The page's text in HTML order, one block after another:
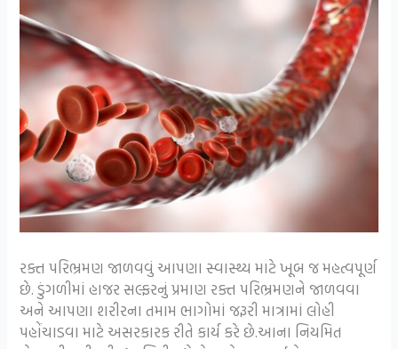
રક્ત પરિભ્રમણ જાળવવું આપણા સ્વાસ્થ્ય માટે ખૂબ જ મહત્વપૂર્ણ
છે. ડુંગળીમાં હાજર સલ્ફરનું પ્રમાણ રક્ત પરિભ્રમણને જાળવવા
અને આપણા શરીરના તમામ ભાગોમાં જરૂરી માત્રામાં લોહી
પહોંચાડવા માટે અસરકારક રીતે કાર્ય કરે છે.આના નિયમિત